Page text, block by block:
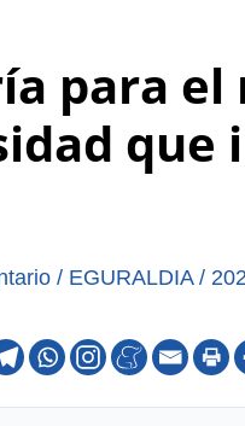
para el
que
/ EGURALDIA/